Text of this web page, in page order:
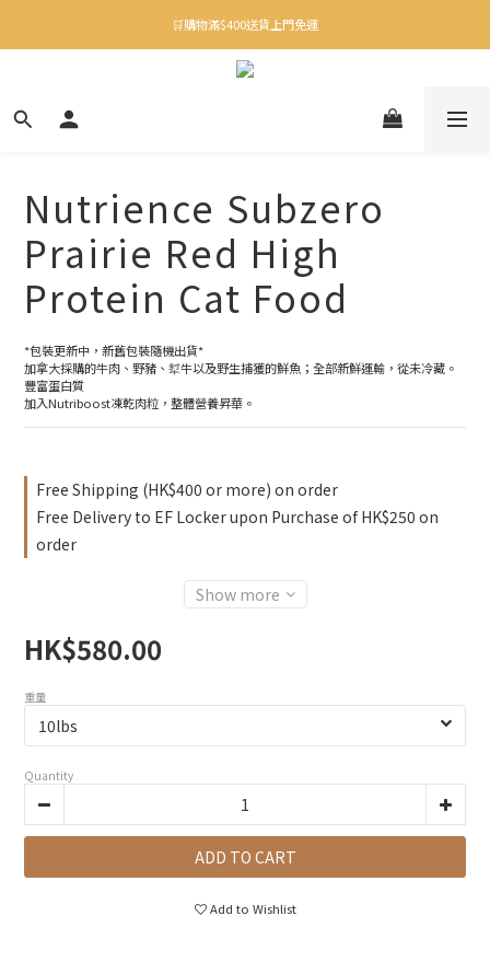
✨下載Three Little Meow App 即享多重禮遇！
🛒購物滿$400送貨上門免運
✨下載Three Little Meow App 即享多重禮遇！
Nutrience Subzero
Prairie Red High
Protein Cat Food
*包裝更新中，新舊包裝隨機出貨*
加拿大採購的牛肉、野豬、犎牛以及野生捕獲的鮮魚；全部新鮮運輸，從未冷藏。
豐富蛋白質
加入Nutriboost凍乾肉粒，整體營養昇華。
Free Shipping (HK$400 or more) on order
Free Delivery to EF Locker upon Purchase of HK$250 on
order
Show more
HK$580.00
重量
Quantity
ADD TO CART
Add to Wishlist